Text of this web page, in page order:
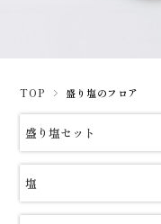
TOP 盛り塩のフロア
盛り塩セット
塩